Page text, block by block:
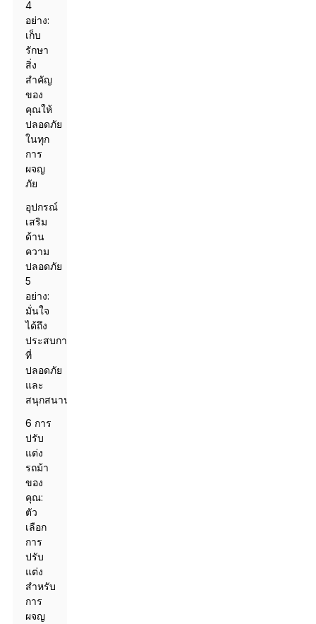
4
อย่าง:
เก็บ
รักษา
สิ่ง
สำคัญ
ของ
คุณให้
ปลอดภัย
ในทุก
การ
ผจญ
ภัย
อุปกรณ์
เสริม
ด้าน
ความ
ปลอดภัย
5
อย่าง:
มั่นใจ
ได้ถึง
ประสบการณ์
ที่
ปลอดภัย
และ
สนุกสนาน
6 การ
ปรับ
แต่ง
รถม้า
ของ
คุณ:
ตัว
เลือก
การ
ปรับ
แต่ง
สำหรับ
การ
ผจญ